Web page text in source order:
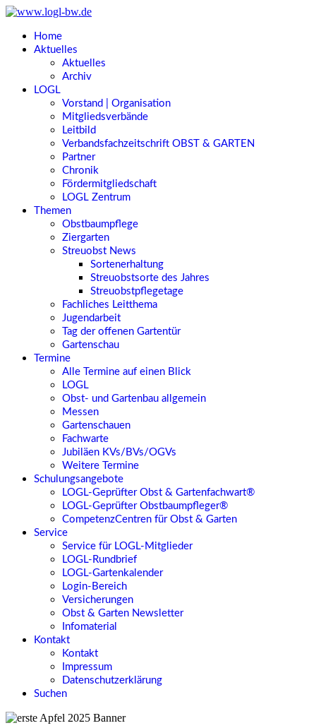
Home
Aktuelles
Aktuelles
Archiv
LOGL
Vorstand | Organisation
Mitgliedsverbände
Leitbild
Verbandsfachzeitschrift OBST & GARTEN
Partner
Chronik
Fördermitgliedschaft
LOGL Zentrum
Themen
Obstbaumpflege
Ziergarten
Streuobst News
Sortenerhaltung
Streuobstsorte des Jahres
Streuobstpflegetage
Fachliches Leitthema
Jugendarbeit
Tag der offenen Gartentür
Gartenschau
Termine
Alle Termine auf einen Blick
LOGL
Obst- und Gartenbau allgemein
Messen
Gartenschauen
Fachwarte
Jubiläen KVs/BVs/OGVs
Weitere Termine
Schulungsangebote
LOGL-Geprüfter Obst & Gartenfachwart®
LOGL-Geprüfter Obstbaumpfleger®
CompetenzCentren für Obst & Garten
Service
Service für LOGL-Mitglieder
LOGL-Rundbrief
LOGL-Gartenkalender
Login-Bereich
Versicherungen
Obst & Garten Newsletter
Infomaterial
Kontakt
Kontakt
Impressum
Datenschutzerklärung
Suchen